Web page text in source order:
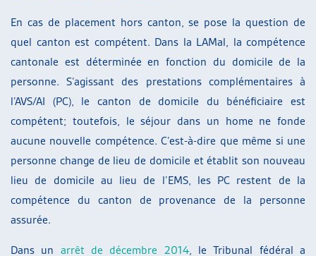
En cas de placement hors canton, se pose la question de
quel canton est compétent. Dans la LAMal, la compétence
cantonale est déterminée en fonction du domicile de la
personne. S’agissant des prestations complémentaires à
l’AVS/AI (PC), le canton de domicile du bénéficiaire est
compétent; toutefois, le séjour dans un home ne fonde
aucune nouvelle compétence. C’est-à-dire que même si une
personne change de lieu de domicile et établit son nouveau
lieu de domicile au lieu de l’EMS, les PC restent de la
compétence du canton de provenance de la personne
assurée.
Dans un arrêt de décembre 2014, le Tribunal fédéral a